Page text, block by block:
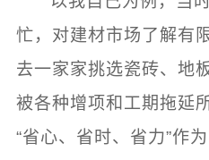
忙，对建材市场了解有
去一家家挑选瓷砖、地
被各种增项和工期拖延
“省心、省时、省力”作